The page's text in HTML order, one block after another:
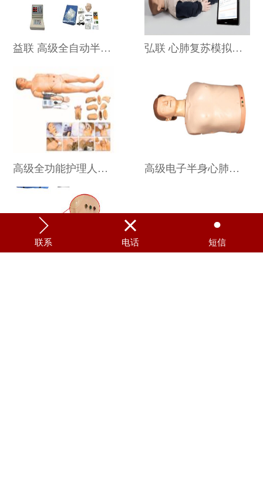
益联 高级全自动半身心肺复苏模拟人 KAS-CPR250 弘联 心肺复苏模拟人 GD/CPR681
高级全功能护理人模型（带血压测） 高级电子半身心肺复苏训练模拟人

联系

电话

短信